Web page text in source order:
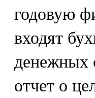
годовую
входят
денежных
отчет о